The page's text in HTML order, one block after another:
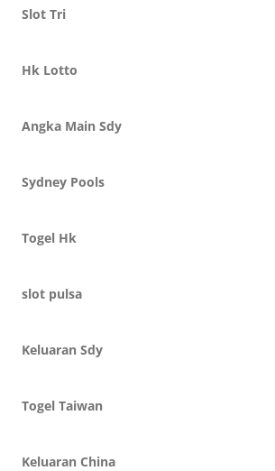
Slot Tri
Hk Lotto
Angka Main Sdy
Sydney Pools
Togel Hk
slot pulsa
Keluaran Sdy
Togel Taiwan
Keluaran China